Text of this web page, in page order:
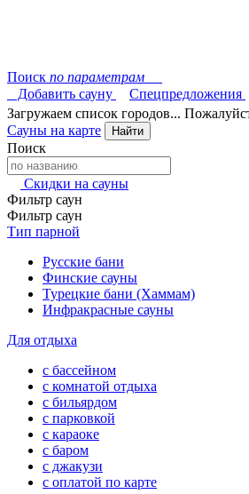
Поиск по параметрам
Добавить сауну
Спецпредложения
Загружаем список городов...
Сауны на карте
Найти
Поиск
Скидки на сауны
Фильтр саун
Фильтр саун
Тип парной
Русские бани
Финские сауны
Турецкие бани (Хаммам)
Инфракрасные сауны
Для отдыха
с бассейном
с комнатой отдыха
с бильярдом
с парковкой
с караоке
с баром
с джакузи
с оплатой по карте